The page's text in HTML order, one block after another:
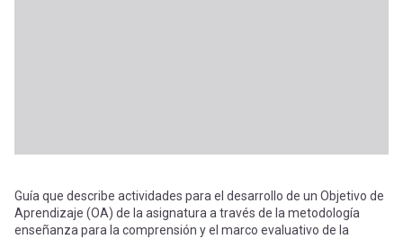
Guía que describe actividades para el desarrollo de un Objetivo de
Aprendizaje (OA) de la asignatura a través de la metodología
enseñanza para la comprensión y el marco evaluativo de la